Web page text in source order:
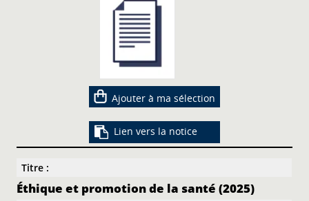
Ajouter à ma sélection
Lien vers la notice
Titre :
Éthique et promotion de la santé (2025)